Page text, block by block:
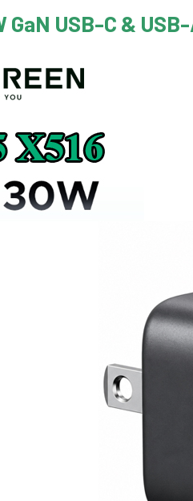
GaN USB-C &